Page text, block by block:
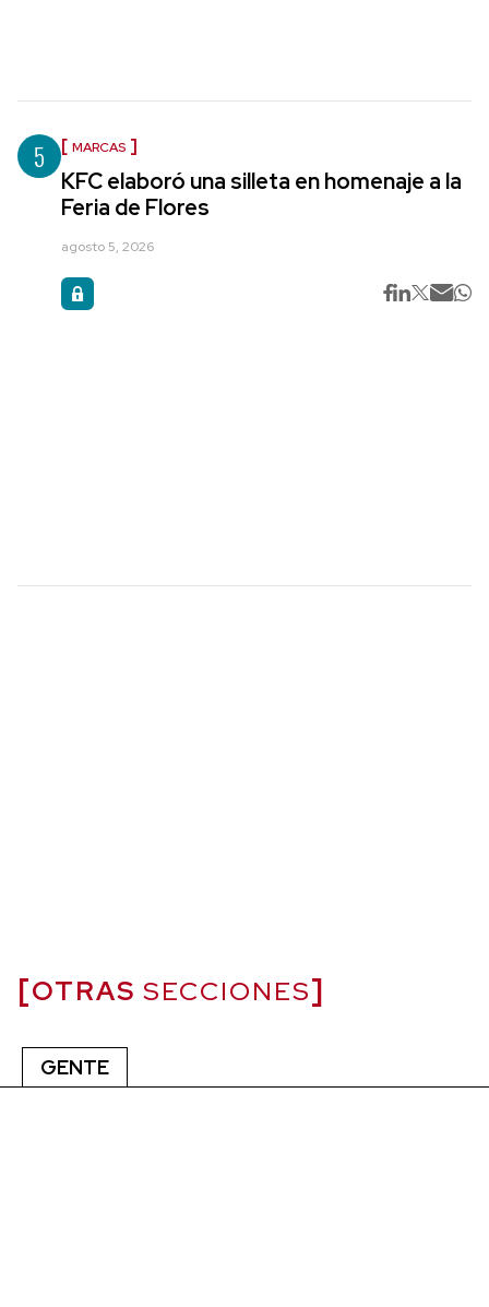
5 MARCAS
KFC elaboró una silleta en homenaje a la
Feria de Flores
agosto 5, 2026
OTRAS SECCIONES
GENTE